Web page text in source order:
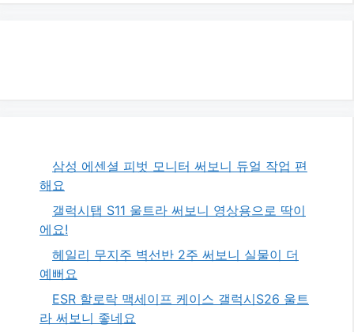
삼성 에센셜 피벗 모니터 써보니 듀얼 작업 편
해요
갤럭시탭 S11 울트라 써보니 영상용으로 딱이
에요!
헤일리 무지주 벽선반 2주 써보니 실물이 더
예뻐요
ESR 할로락 맥세이프 케이스 갤럭시S26 울트
라 써보니 좋네요